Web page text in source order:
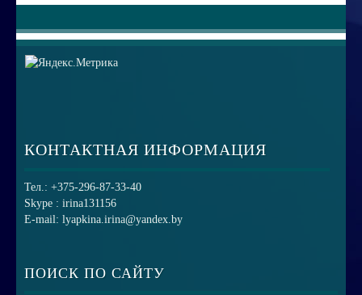
КОНТАКТНАЯ ИНФОРМАЦИЯ
Тел.: +375-296-87-33-40
Skype : irina131156
E-mail: lyapkina.irina@yandex.by
ПОИСК ПО САЙТУ